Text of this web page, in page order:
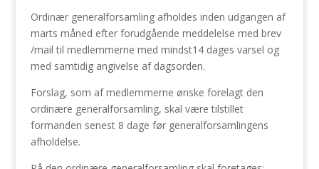
Ordinær generalforsamling afholdes inden udgangen af
marts måned efter forudgående meddelelse med brev
/mail til medlemmerne med mindst14 dages varsel og
med samtidig angivelse af dagsorden.
Forslag, som af medlemmerne ønske forelagt den
ordinære generalforsamling, skal være tilstillet
formanden senest 8 dage før generalforsamlingens
afholdelse.